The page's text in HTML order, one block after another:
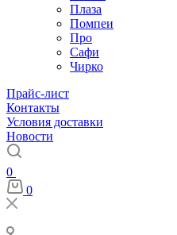
Плаза
Помпеи
Про
Сафи
Чирко
Прайс-лист
Контакты
Условия доставки
Новости
0
0